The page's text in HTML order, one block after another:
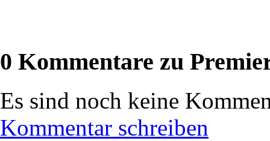
0 Kommentare zu
Es sind noch keine
Kommentar schreiben